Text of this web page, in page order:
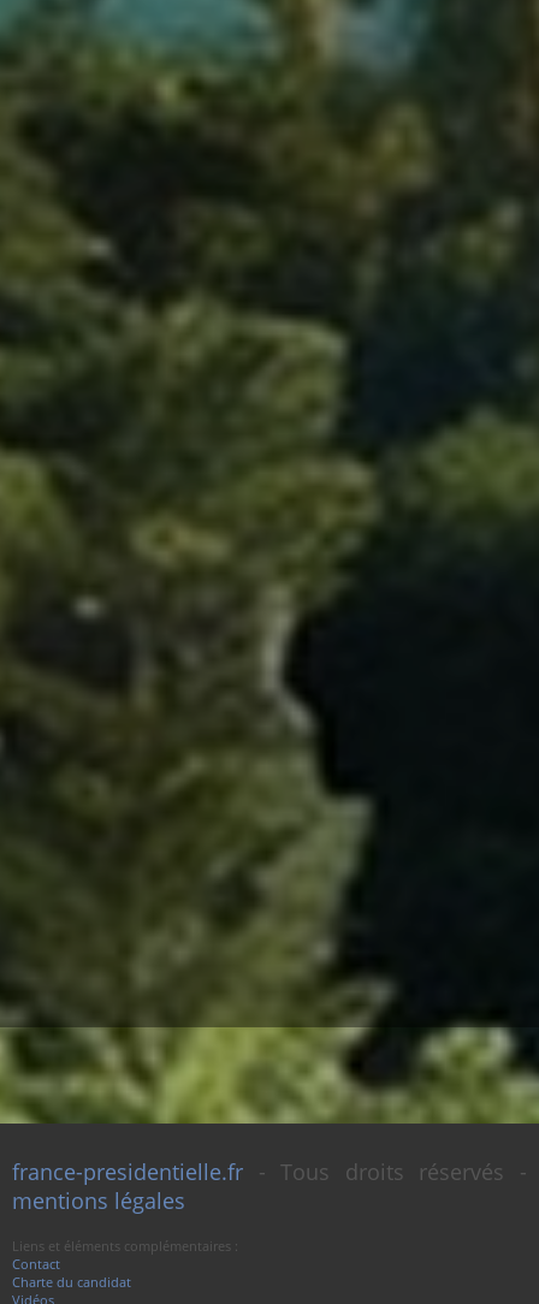
france-presidentielle.fr - Tous droits réservés -
mentions légales
Liens et éléments complémentaires :
Contact
Charte du candidat
Vidéos